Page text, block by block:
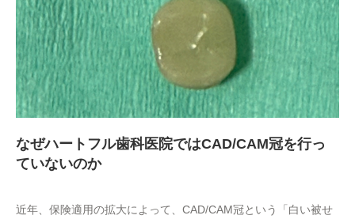
なぜハートフル歯科医院ではCAD/CAM冠を行っ
ていないのか
近年、保険適用の拡大によって、CAD/CAM冠という「白い被せ